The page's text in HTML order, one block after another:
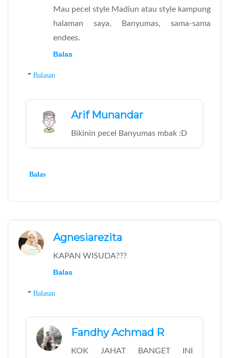
Mau pecel style Madiun atau style kampung
halaman saya, Banyumas, sama-sama
endees.
Balas
Balasan
Arif Munandar
Bikinin pecel Banyumas mbak :D
Balas
Agnesiarezita
KAPAN WISUDA???
Balas
Balasan
Fandhy Achmad R
KOK JAHAT BANGET INI